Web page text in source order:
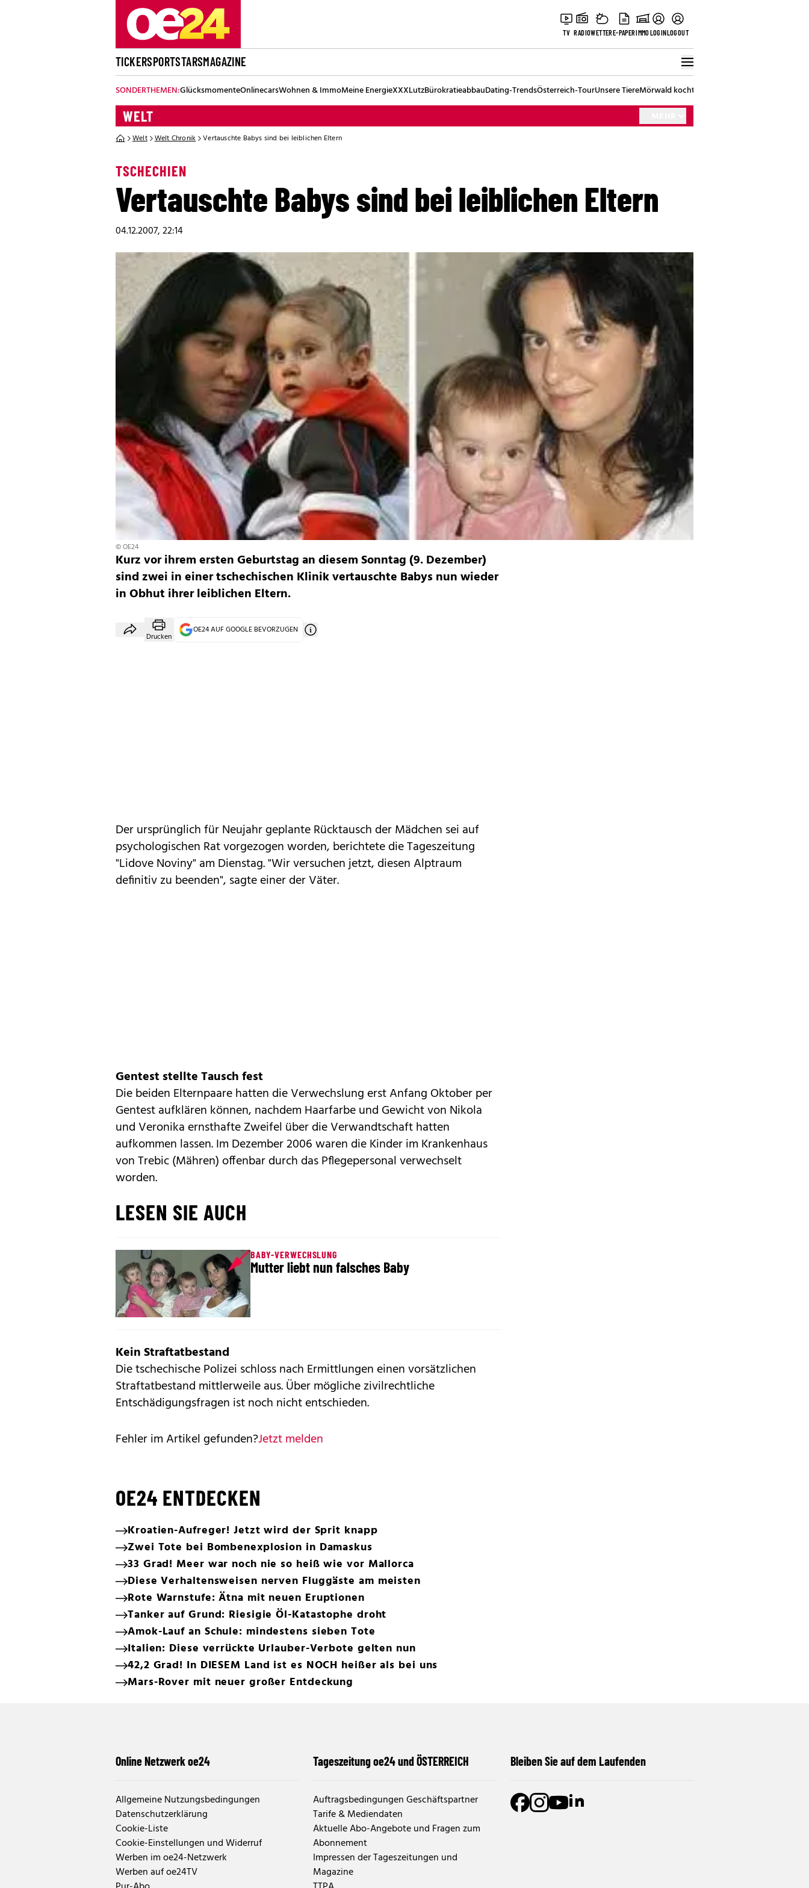
TV RADIOWETTERE-PAPERIMMOLOGINLOGOUT
TICKERSPORTSTARSMAGAZINE
SONDERTHEMEN:GlücksmomenteOnlinecarsWohnen & ImmoMeine EnergieXXXLutzBürokratieabbauDating-TrendsÖsterreich-TourUnsere TiereMörwald kocht
WELT
Welt Welt Chronik Vertauschte Babys sind bei leiblichen Eltern
TSCHECHIEN
Vertauschte Babys sind bei leiblichen Eltern
04.12.2007, 22:14
© OE24
Kurz vor ihrem ersten Geburtstag an diesem Sonntag (9. Dezember)
sind zwei in einer tschechischen Klinik vertauschte Babys nun wieder
in Obhut ihrer leiblichen Eltern.
Drucken
OE24 AUF GOOGLE BEVORZUGEN
Der ursprünglich für Neujahr geplante Rücktausch der Mädchen sei auf
psychologischen Rat vorgezogen worden, berichtete die Tageszeitung
"Lidove Noviny" am Dienstag. "Wir versuchen jetzt, diesen Alptraum
definitiv zu beenden", sagte einer der Väter.
Gentest stellte Tausch fest
Die beiden Elternpaare hatten die Verwechslung erst Anfang Oktober per
Gentest aufklären können, nachdem Haarfarbe und Gewicht von Nikola
und Veronika ernsthafte Zweifel über die Verwandtschaft hatten
aufkommen lassen. Im Dezember 2006 waren die Kinder im Krankenhaus
von Trebic (Mähren) offenbar durch das Pflegepersonal verwechselt
worden.
LESEN SIE AUCH
BABY-VERWECHSLUNG
Mutter liebt nun falsches Baby
Kein Straftatbestand
Die tschechische Polizei schloss nach Ermittlungen einen vorsätzlichen
Straftatbestand mittlerweile aus. Über mögliche zivilrechtliche
Entschädigungsfragen ist noch nicht entschieden.
Fehler im Artikel gefunden?Jetzt melden
OE24 ENTDECKEN
Kroatien-Aufreger! Jetzt wird der Sprit knapp
Zwei Tote bei Bombenexplosion in Damaskus
33 Grad! Meer war noch nie so heiß wie vor Mallorca
Diese Verhaltensweisen nerven Fluggäste am meisten
Rote Warnstufe: Ätna mit neuen Eruptionen
Tanker auf Grund: Riesigie Öl-Katastophe droht
Amok-Lauf an Schule: mindestens sieben Tote
Italien: Diese verrückte Urlauber-Verbote gelten nun
42,2 Grad! In DIESEM Land ist es NOCH heißer als bei uns
Mars-Rover mit neuer großer Entdeckung
Online Netzwerk oe24
Allgemeine Nutzungsbedingungen
Datenschutzerklärung
Cookie-Liste
Cookie-Einstellungen und Widerruf
Werben im oe24-Netzwerk
Werben auf oe24TV
Tageszeitung oe24 und ÖSTERREICH
Auftragsbedingungen Geschäftspartner
Tarife & Mediendaten
Aktuelle Abo-Angebote und Fragen zum
Abonnement
Impressen der Tageszeitungen und
Magazine
Bleiben Sie auf dem Laufenden